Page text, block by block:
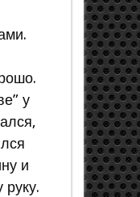
у
и